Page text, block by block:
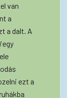
van
a
a dalt. A
egy
ezt a